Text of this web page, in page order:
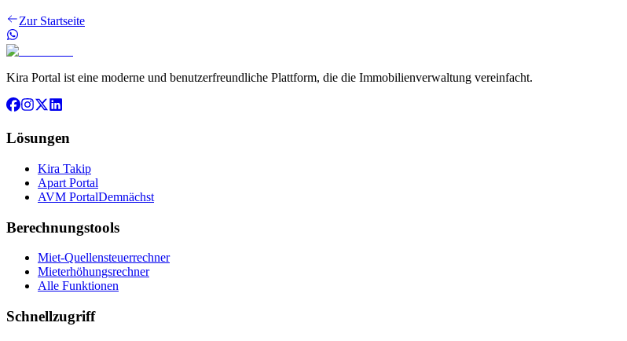
Zur Startseite
Kira Portal ist eine moderne und benutzerfreundliche Plattform, die die Immobilienverwaltung vereinfacht.
Lösungen
Kira Takip
Apart Portal
AVM PortalDemnächst
Berechnungstools
Miet-Quellensteuerrechner
Mieterhöhungsrechner
Alle Funktionen
Schnellzugriff